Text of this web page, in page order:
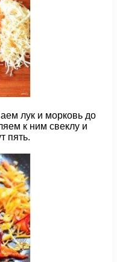
лук и морковь до
к ним свеклу и
пять.